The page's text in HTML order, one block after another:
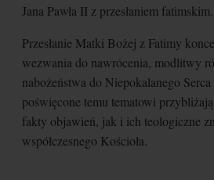
Jana Pawła II z przesłaniem fatimskim.
Przesłanie Matki Bożej z Fatimy
wezwania do nawrócenia, modlitwy
nabożeństwa do Niepokalanego
poświęcone temu tematowi
fakty objawień, jak i ich teologiczne
współczesnego Kościoła.